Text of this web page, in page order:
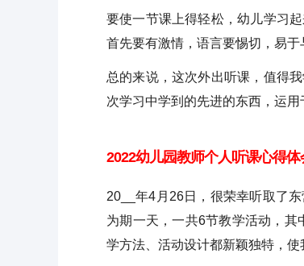
要使一节课上得轻松，幼儿学习
首先要有激情，语言要惕切，易于
总的来说，这次外出听课，值得
次学习中学到的先进的东西，运
2022幼儿园教师个人听课心得体
20__年4月26日，很荣幸听取了
为期一天，一共6节教学活动，
学方法、活动设计都新颖独特，